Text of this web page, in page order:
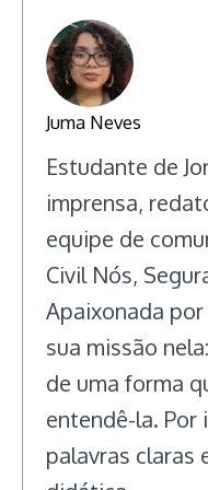
Juma Neves
Estudante de
imprensa,
equipe de
Civil Nós,
Apaixonada
sua missão
de uma forma
entendê-la. Por
palavras claras